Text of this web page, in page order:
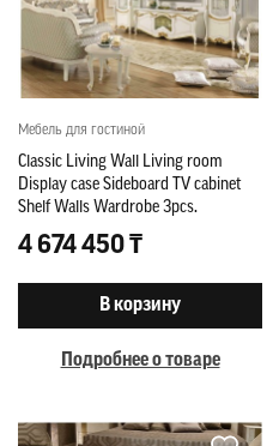
Мебель для гостиной
Classic Living Wall Living room
Display case Sideboard TV cabinet
Shelf Walls Wardrobe 3pcs.
4 674 450 ₸
В корзину
Подробнее о товаре